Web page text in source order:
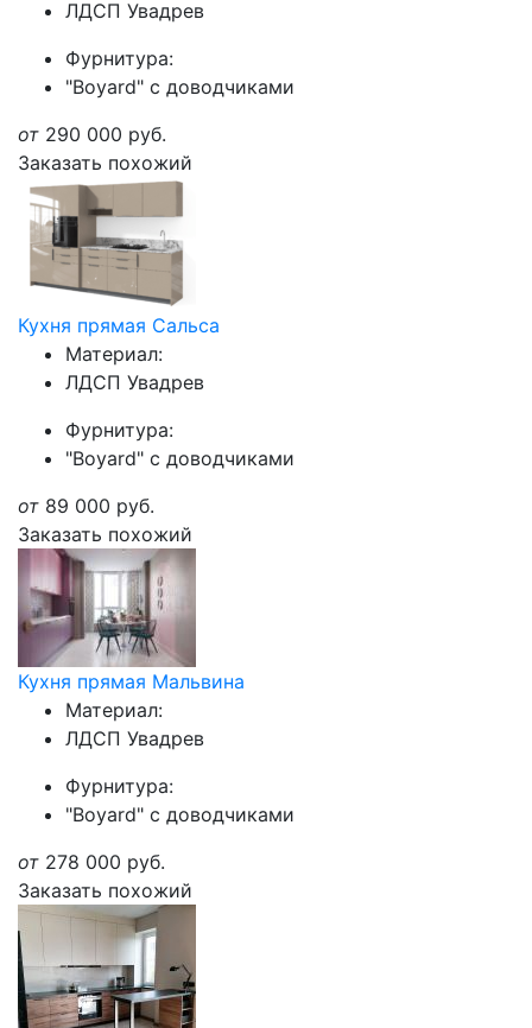
ЛДСП Увадрев
Фурнитура:
"Boyard" с доводчиками
от 290 000 руб.
Заказать похожий
Кухня прямая Сальса
Материал:
ЛДСП Увадрев
Фурнитура:
"Boyard" с доводчиками
от 89 000 руб.
Заказать похожий
Кухня прямая Мальвина
Материал:
ЛДСП Увадрев
Фурнитура:
"Boyard" с доводчиками
от 278 000 руб.
Заказать похожий